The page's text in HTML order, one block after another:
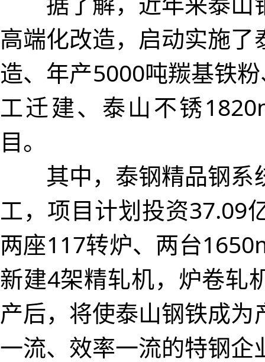
高端化改造，启动实施
造、年产5000吨羰基铁
工迁建、泰山不锈
目。
其中，泰钢精品钢系
工，项目计划投资37.09
两座117转炉、两台
新建4架精轧机，炉卷轧
产后，将使泰山钢铁成
一流、效率一流的特钢企